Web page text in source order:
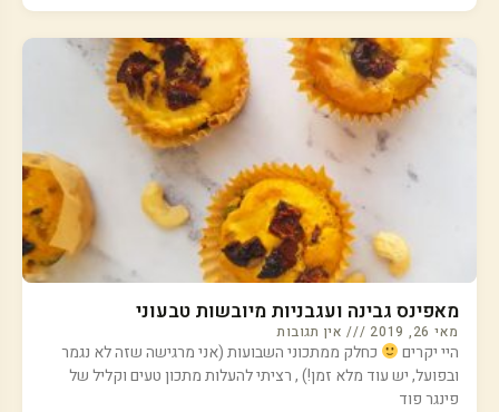
מאפינס גבינה ועגבניות מיובשות טבעוני
מאי 26, 2019 אין תגובות
היי יקרים
כחלק ממתכוני השבועות (אני מרגישה שזה לא נגמר
ובפועל, יש עוד מלא זמן!) , רציתי להעלות מתכון טעים וקליל של
פינגר פוד